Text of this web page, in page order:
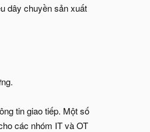
dây chuyền sản xuất
tin giao tiếp. Một số
các nhóm IT và OT